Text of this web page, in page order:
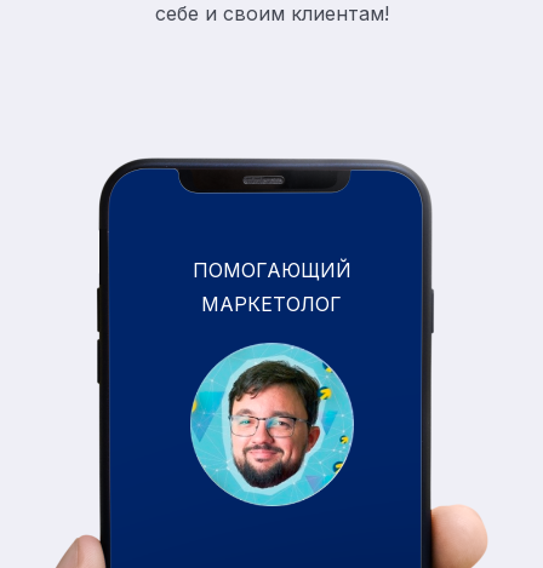
себе и своим клиентам!
ПОМОГАЮЩИЙ
МАРКЕТОЛОГ